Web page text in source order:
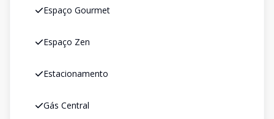
Espaço Gourmet
Espaço Zen
Estacionamento
Gás Central